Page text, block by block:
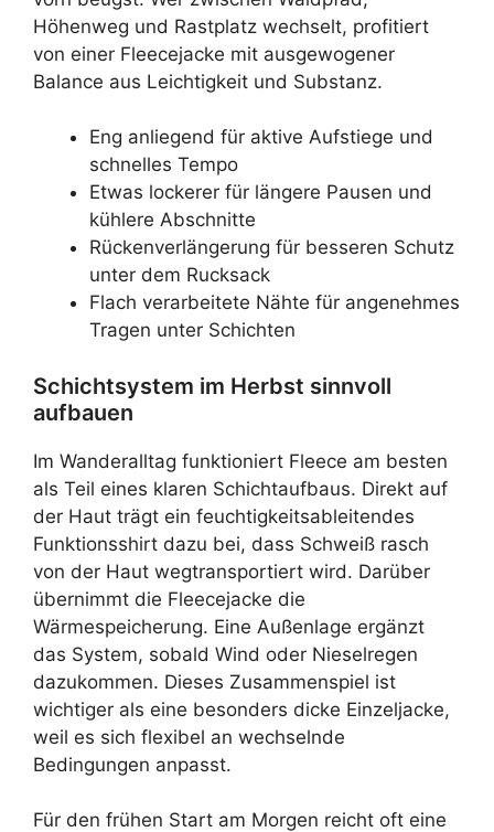
Höhenweg und Rastplatz wechselt, profitiert
von einer Fleecejacke mit ausgewogener
Balance aus Leichtigkeit und Substanz.
Eng anliegend für aktive Aufstiege und
schnelles Tempo
Etwas lockerer für längere Pausen und
kühlere Abschnitte
Rückenverlängerung für besseren Schutz
unter dem Rucksack
Flach verarbeitete Nähte für angenehmes
Tragen unter Schichten
Schichtsystem im Herbst sinnvoll
aufbauen
Im Wanderalltag funktioniert Fleece am besten
als Teil eines klaren Schichtaufbaus. Direkt auf
der Haut trägt ein feuchtigkeitsableitendes
Funktionsshirt dazu bei, dass Schweiß rasch
von der Haut wegtransportiert wird. Darüber
übernimmt die Fleecejacke die
Wärmespeicherung. Eine Außenlage ergänzt
das System, sobald Wind oder Nieselregen
dazukommen. Dieses Zusammenspiel ist
wichtiger als eine besonders dicke Einzeljacke,
weil es sich flexibel an wechselnde
Bedingungen anpasst.
Für den frühen Start am Morgen reicht oft eine